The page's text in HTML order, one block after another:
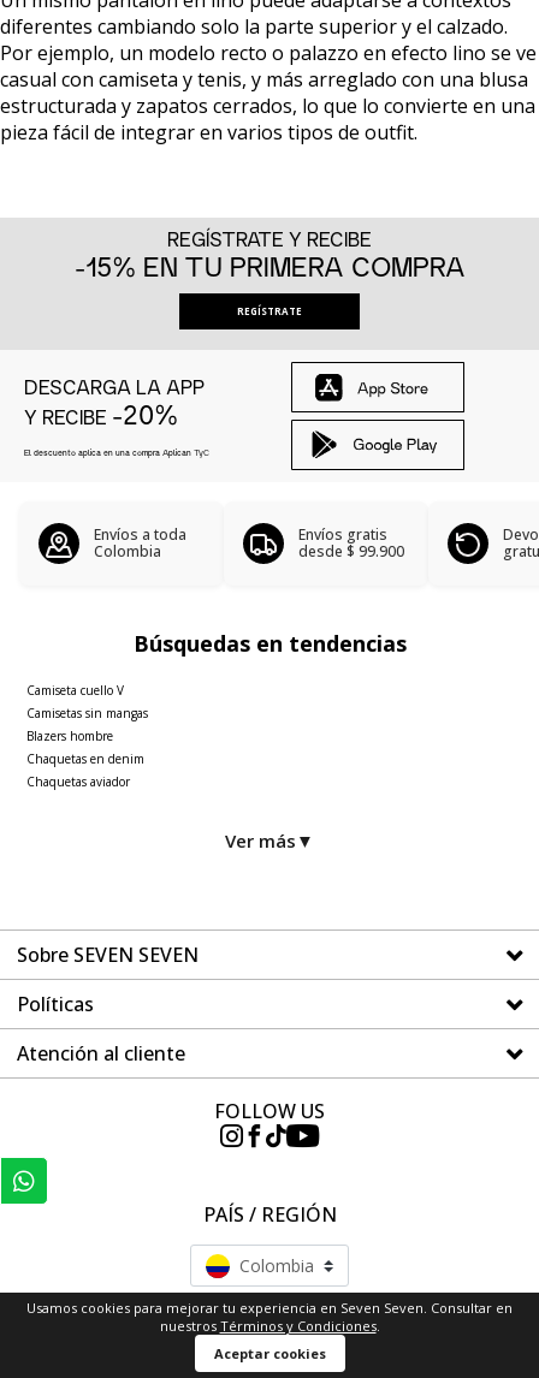
diferentes cambiando solo la parte superior y el calzado.
Por ejemplo, un modelo recto o palazzo en efecto lino se ve
casual con camiseta y tenis, y más arreglado con una blusa
estructurada y zapatos cerrados, lo que lo convierte en una
pieza fácil de integrar en varios tipos de outfit.
REGÍSTRATE Y RECIBE
-15% EN TU PRIMERA COMPRA
REGÍSTRATE
DESCARGA LA APP
Y RECIBE -20%
El descuento aplica en una compra Aplican TyC
Envíos a toda
Colombia
Envíos gratis
desde$ 99.900
Búsquedas en tendencias
Camiseta cuello V
Camisetas sin mangas
Blazers hombre
Chaquetas en denim
Chaquetas aviador
Ver más ▼
Sobre SEVEN SEVEN
Políticas
Atención al cliente
FOLLOW US
PAÍS / REGIÓN
Colombia
Usamos cookies para mejorar tu experiencia en Seven Seven. Consultar en
nuestros Términos y Condiciones.
Aceptar cookies